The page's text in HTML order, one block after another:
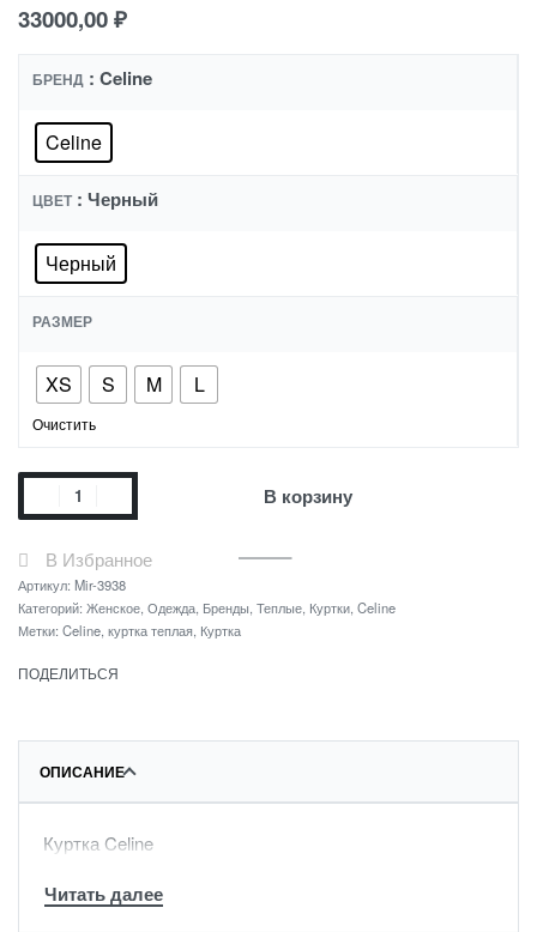
33000,00₽
БРЕНД : Celine
Celine
ЦВЕТ : Черный
Черный
РАЗМЕР
XS S M L
Очистить
В корзину
В Избранное
Артикул: Mir-3938
Категорий: Женское Одежда Бренды Теплые Куртки Celine
Метки: Celine куртка теплая Куртка
ПОДЕЛИТЬСЯ
ОПИСАНИЕ
Куртка Celine